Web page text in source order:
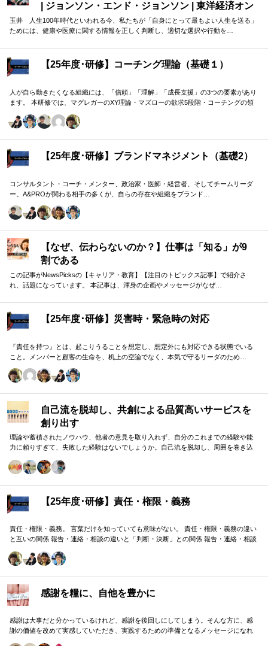
| ジョンソン・エンド・ジョンソン | 東洋経済オン
ライン
玉井 人生100年時代といわれる今、私たちが「自身にとって最もよい人生を送る」
ためには、健康や医療に関する情報を正しく判断し、適切な選択や行動を…
【25年度･研修】コーチング理論（基礎１）
人が自ら動きたくなる組織には、「信頼」「理解」「成長支援」の3つの要素があり
ます。 本研修では、マグレガーのXY理論・マズローの欲求5段階・コーチングの領
を、実例を交えて深く学びます。 単なる知識の習得にとどまらず、現場で直面する
【25年度･研修】ブランドマネジメント（基礎2）
コンサルタント・コーチ・メンター、政治家・医師・経営者、そしてチームリーダ
ー。A&PROが関わる相手の多くが、自らの存在や組織をブランド…
【なぜ、伝わらないのか？】仕事は「知る」が9
割である
この記事がNewsPicksの【キャリア・教育】【注目のトピックス記事】で紹介さ
れ、話題になっています。 本記事は、渾身の企画やメッセージがなぜ…
【25年度･研修】災害時・緊急時の対応
『責任を持つ』とは、起こりうることを想定し、想定外にも対応できる状態でいる
こと。メンバーと顧客の生命を、机上の空論でなく、本気で守るリーダのため…
自己流を脱却し、共創による品質高いサービスを
創り出す
理論や蓄積されたノウハウ、他者の意見を取り入れず、自分のこれまでの経験や能
力に頼りすぎて、失敗した経験はないでしょうか。自己流を脱却し、周囲を巻き込
【25年度･研修】責任・権限・義務
責任・権限・義務。 言葉だけを知っていても意味がない。 責任・権限・義務の違い
と互いの関係 報告・連絡・相談の違いと「判断・決断」との関係 報告・連絡・相談
分けることが重要。 理屈と機能を理解し、チームワークを大きく向上したいリーダ
感謝を糧に、自他を豊かに
感謝は大事だと分かっているけれど、感謝を後回しにしてしまう。そんな方に、感
謝の価値を改めて実感していただき、実践するための準備となるメッセージになれ